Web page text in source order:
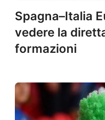
Spagna–Italia
vedere la
formazioni